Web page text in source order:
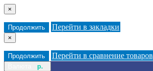
×
Продолжить Перейти в закладки
×
Продолжить Перейти в сравнение товаров
р.